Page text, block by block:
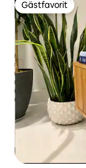
Gästfavorit
Gästfavorit